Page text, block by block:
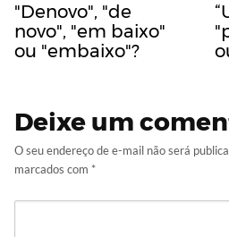
"Denovo", "de
novo", "em baixo"
ou "embaixo"?
Deixe um
O seu endereço de e-mail não será
marcados com *